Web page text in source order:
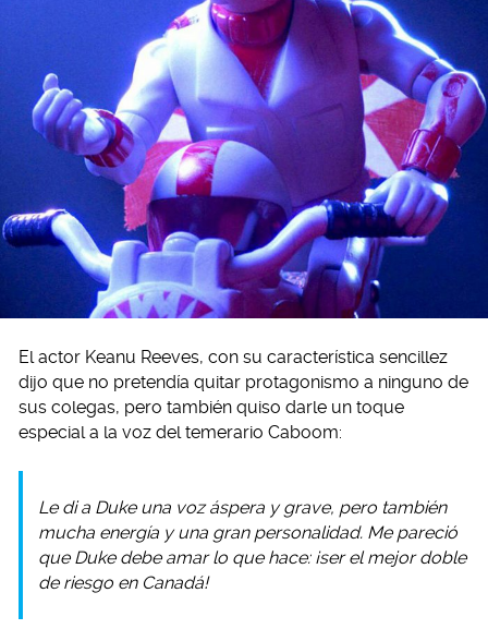
El actor Keanu Reeves, con su característica sencillez
dijo que no pretendía quitar protagonismo a ninguno de
sus colegas, pero también quiso darle un toque
especial a la voz del temerario Caboom:
Le di a Duke una voz áspera y grave, pero también
mucha energía y una gran personalidad. Me pareció
que Duke debe amar lo que hace: ¡ser el mejor doble
de riesgo en Canadá!